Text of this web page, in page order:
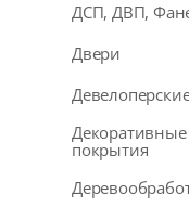
ДСП, ДВП,
Двери
покрытия